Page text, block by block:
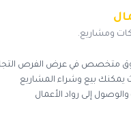
ومشاريع.
متخصص في عرض الفرص
يمكنك بيع وشراء المشاريع
إلى رواد الأعمال